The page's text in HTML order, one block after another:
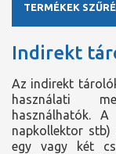
Indirekt
Az indirekt
használati
használhatók.
napkollektor
egy vagy két
TERMÉKEK